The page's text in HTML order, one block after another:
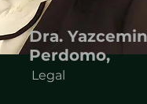
Dra.
Perdomo,
Legal